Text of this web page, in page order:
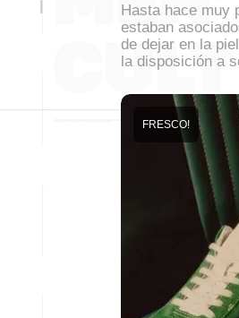
Hasta hace muy
estaban
de dejar en la
la disposición a
FRESCO!